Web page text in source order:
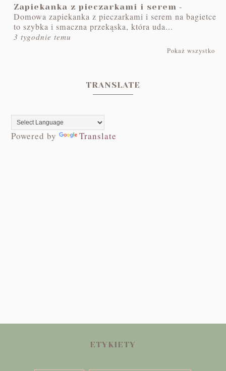
Zapiekanka z pieczarkami i serem -
Domowa zapiekanka z pieczarkami i serem na bagietce
to szybka i smaczna przekąska, która uda...
3 tygodnie temu
Pokaż wszystko
TRANSLATE
Powered by Translate
ETYKIETY